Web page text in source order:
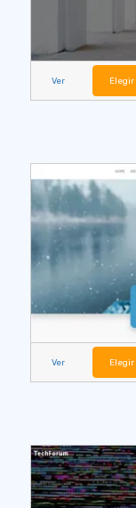
Ver Elegir
Ver Elegir